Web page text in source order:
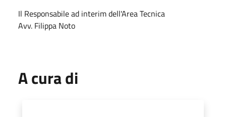
Il Responsabile ad interim dell'Area Tecnica
Avv. Filippa Noto
A cura di